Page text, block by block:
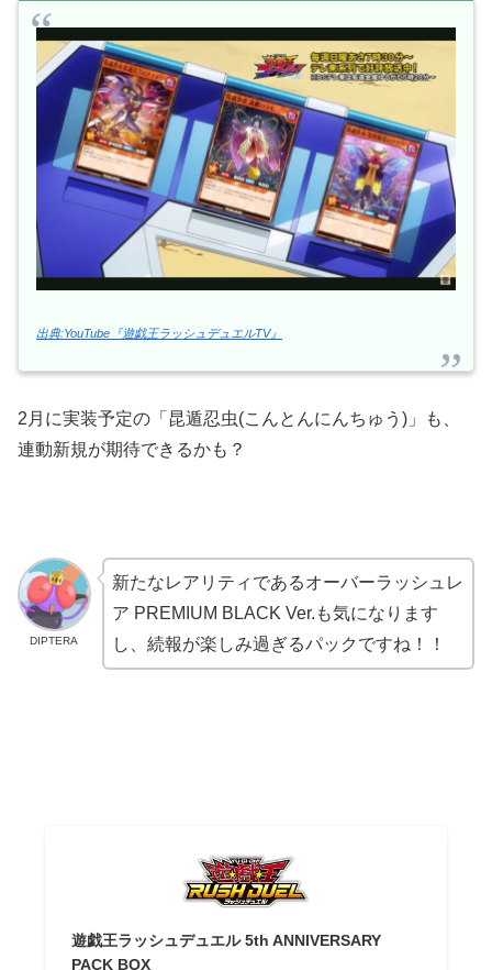
出典:YouTube『遊戯王ラッシュデュエルTV』
2月に実装予定の「昆遁忍虫(こんとんにんちゅう)」も、
連動新規が期待できるかも？
DIPTERA
新たなレアリティであるオーバーラッシュレ
ア PREMIUM BLACK Ver.も気になります
し、続報が楽しみ過ぎるパックですね！！
遊戯王ラッシュデュエル 5th ANNIVERSARY
PACK BOX